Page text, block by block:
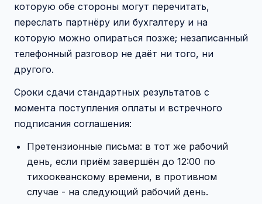
которую обе стороны могут перечитать,
переслать партнёру или бухгалтеру и на
которую можно опираться позже; незаписанный
телефонный разговор не даёт ни того, ни
другого.
Сроки сдачи стандартных результатов с
момента поступления оплаты и встречного
подписания соглашения:
Претензионные письма: в тот же рабочий
день, если приём завершён до 12:00 по
тихоокеанскому времени, в противном
случае - на следующий рабочий день.